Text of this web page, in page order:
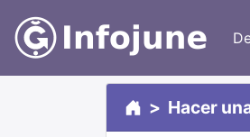
Hacer